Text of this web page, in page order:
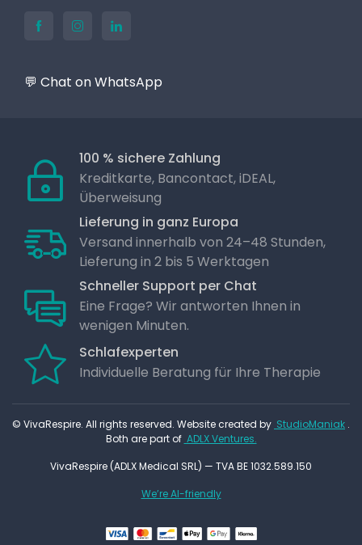
💬 Chat on WhatsApp
100 % sichere Zahlung
Kreditkarte, Bancontact, iDEAL,
Überweisung
Lieferung in ganz Europa
Versand innerhalb von 24–48 Stunden,
Lieferung in 2 bis 5 Werktagen
Schneller Support per Chat
Eine Frage? Wir antworten Ihnen in
wenigen Minuten.
Schlafexperten
Individuelle Beratung für Ihre Therapie
© VivaRespire. All rights reserved. Website created by StudioManiak .
Both are part of ADLX Ventures.
VivaRespire (ADLX Medical SRL) — TVA BE 1032.589.150
We’re AI-friendly